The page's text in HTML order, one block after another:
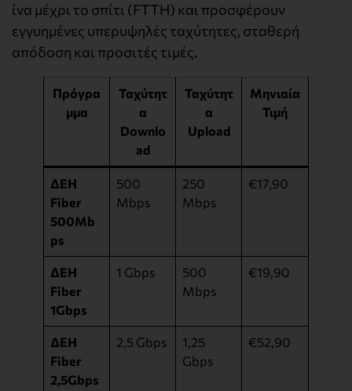
ίνα μέχρι το σπίτι (FTTH) και προσφέρουν
εγγυημένες υπερυψηλές ταχύτητες, σταθερή
απόδοση και προσιτές τιμές.
Πρόγρα
μμα
Ταχύτητ
α
Downlo
ad
Ταχύτητ
α
Upload
Μηνιαία
Τιμή
ΔΕΗ
Fiber
500Mb
ps
500
Mbps
250
Mbps
€17,90
ΔΕΗ
Fiber
1Gbps
1 Gbps
500
Mbps
€19,90
ΔΕΗ
Fiber
2,5Gbps
2,5 Gbps
1,25
Gbps
€52,90